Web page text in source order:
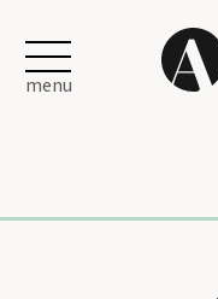
menu